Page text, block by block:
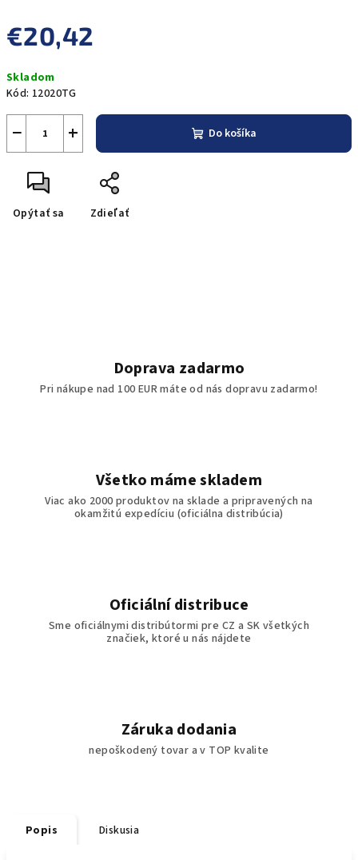
€20,42
cena:
Skladom
Kód: 12020TG
+
− Do košíka
Opýtať sa Zdieľať
Doprava zadarmo
Pri nákupe nad 100 EUR máte od nás dopravu zadarmo!
Všetko máme skladem
Viac ako 2000 produktov na sklade a pripravených na
okamžitú expedíciu (oficiálna distribúcia)
Oficiální distribuce
Sme oficiálnymi distribútormi pre CZ a SK všetkých
značiek, ktoré u nás nájdete
Záruka dodania
nepoškodený tovar a v TOP kvalite
Popis Diskusia